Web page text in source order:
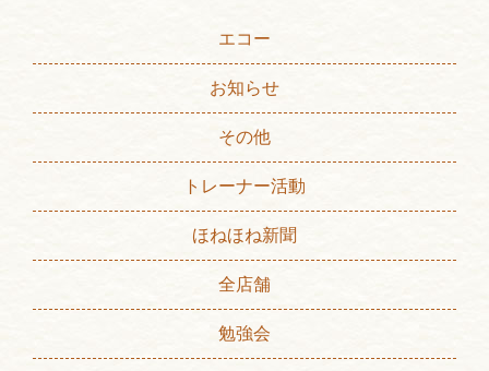
エコー
お知らせ
その他
トレーナー活動
ほねほね新聞
全店舗
勉強会